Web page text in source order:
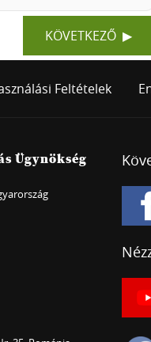
KÖVETKEZŐ
Feltételek
Ügynökség